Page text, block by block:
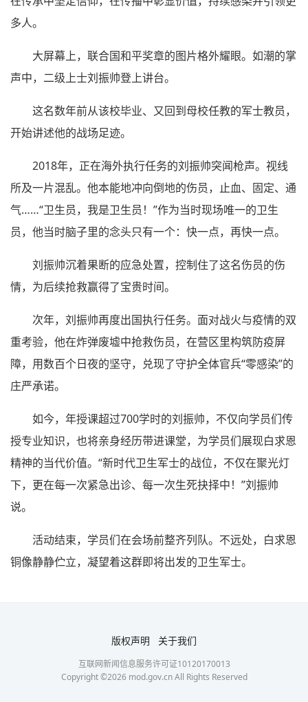
多人。
大屏幕上，联合国和平奖章的图片格外耀眼。如潮的掌
声中，二级上士刘振帅登上讲台。
这名数年前从该校毕业、又回到母校任教的军士教员，
开始讲述他的战场足迹。
2018年，正在海外执行任务的刘振帅突闻枪声。视线
所及一片混乱。他本能地冲向倒地的伤员，止血、固定、通
气……“卫生员，我是卫生员！”作为当时现场唯一的卫生
员，他当时脑子里的念头只有一个：快一点，再快一点。
刘振帅沉着果断的应急处置，控制住了这名伤员的伤
情，为后续抢救赢得了宝贵时间。
次年，刘振帅再度出国执行任务。面对战火与疫情的双
重考验，他在炸弹废墟中抢救伤员，在营区里构筑防疫屏
障，用数百个日夜的坚守，兑现了守护全体官兵“零感染”的
庄严承诺。
如今，年授课超过700学时的刘振帅，不仅向学员们传
授专业知识，也将亲身经历带进课堂，为学员们展现白求恩
精神的当代价值。“新时代卫生军士的战位，不仅在聚光灯
下，更在每一次紧急出诊、每一次生死抉择中！”刘振帅
说。
活动结束，学员们在会场前整齐列队。不远处，白求恩
铜像静静伫立，凝望着这群即将出发的卫生军士。
版权声明 关于我们
互联网新闻信息服务许可证10120170013
Copyright ©2026mod.gov.cn All Rights Reserved